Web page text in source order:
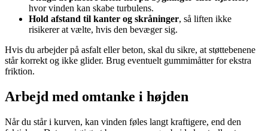
hvor vinden kan skabe turbulens.
Hold afstand til kanter og skråninger, så liften ikke
risikerer at vælte, hvis den bevæger sig.
Hvis du arbejder på asfalt eller beton, skal du sikre, at støttebenene
står korrekt og ikke glider. Brug eventuelt gummimåtter for ekstra
friktion.
Arbejd med omtanke i højden
Når du står i kurven, kan vinden føles langt kraftigere, end den